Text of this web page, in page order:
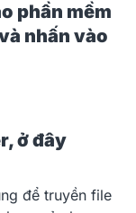
chưa chúng
kiểm
backup rồi
phần mềm
nhấn vào
ở đây
để truyền file